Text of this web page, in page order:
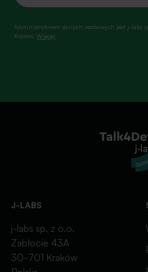
Administratorem danych osobowych jest j-labs
Kraków.Więcej
J-LABS
j-labs sp. z o.o.
Zabłocie 43A
30-701 Kraków